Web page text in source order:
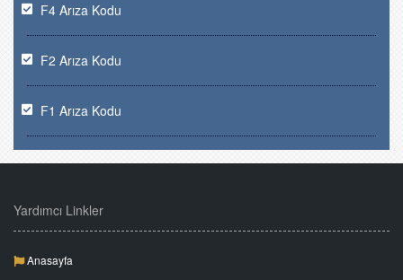
F4 Arıza Kodu
F2 Arıza Kodu
F1 Arıza Kodu
Yardımcı Linkler
Anasayfa